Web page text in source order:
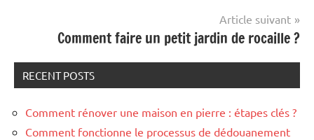
Article suivant
Comment faire un petit jardin de rocaille ?
RECENT POSTS
Comment rénover une maison en pierre : étapes clés ?
Comment fonctionne le processus de dédouanement